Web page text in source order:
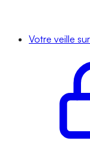
Votre veille